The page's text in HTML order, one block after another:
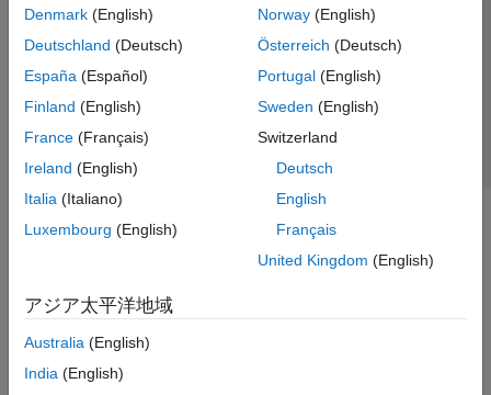
Denmark (English)
Deutschland (Deutsch)
España (Español)
Finland (English)
France (Français)
Ireland (English)
Italia (Italiano)
Luxembourg (English)
Norway(English)
Österreich (Deutsch)
Portugal(English)
Sweden (English)
Switzerland
Deutsch
English
Français
United Kingdom (English)
アジア太平洋地域
Australia (English)
India (English)
違法コピー防止
アプリケーション ステータス
© 1994-2026 The MathWorks, Inc.